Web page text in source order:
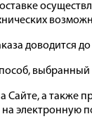
доводится
Сайте, а также
электронную